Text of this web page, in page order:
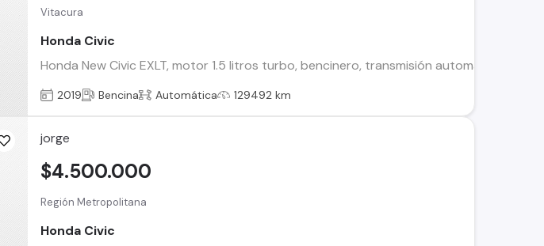
Vitacura
Honda Civic
Honda New Civic EXLT, motor 1.5 litros turbo, bencinero, transmisión automática,
2019 Bencina Automática 129492 km
jorge
Región Metropolitana
Honda Civic
$4.500.000